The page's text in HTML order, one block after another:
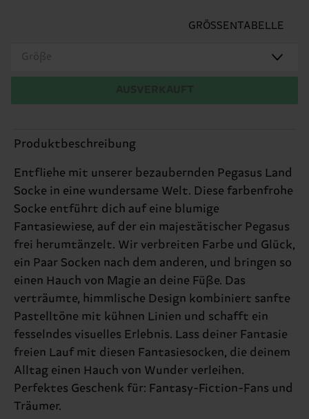
GRÖSSENTABELLE
Größe
Produktbeschreibung
Entfliehe mit unserer bezaubernden Pegasus Land
Socke in eine wundersame Welt. Diese farbenfrohe
Socke entführt dich auf eine blumige
Fantasiewiese, auf der ein majestätischer Pegasus
frei herumtänzelt. Wir verbreiten Farbe und Glück,
ein Paar Socken nach dem anderen, und bringen so
einen Hauch von Magie an deine Füße. Das
verträumte, himmlische Design kombiniert sanfte
Pastelltöne mit kühnen Linien und schafft ein
fesselndes visuelles Erlebnis. Lass deiner Fantasie
freien Lauf mit diesen Fantasiesocken, die deinem
Alltag einen Hauch von Wunder verleihen.
Perfektes Geschenk für: Fantasy-Fiction-Fans und
Träumer.